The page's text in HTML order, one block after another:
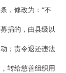
，修改为：“不
捐的，由县级以
；责令退还违法
转给慈善组织用